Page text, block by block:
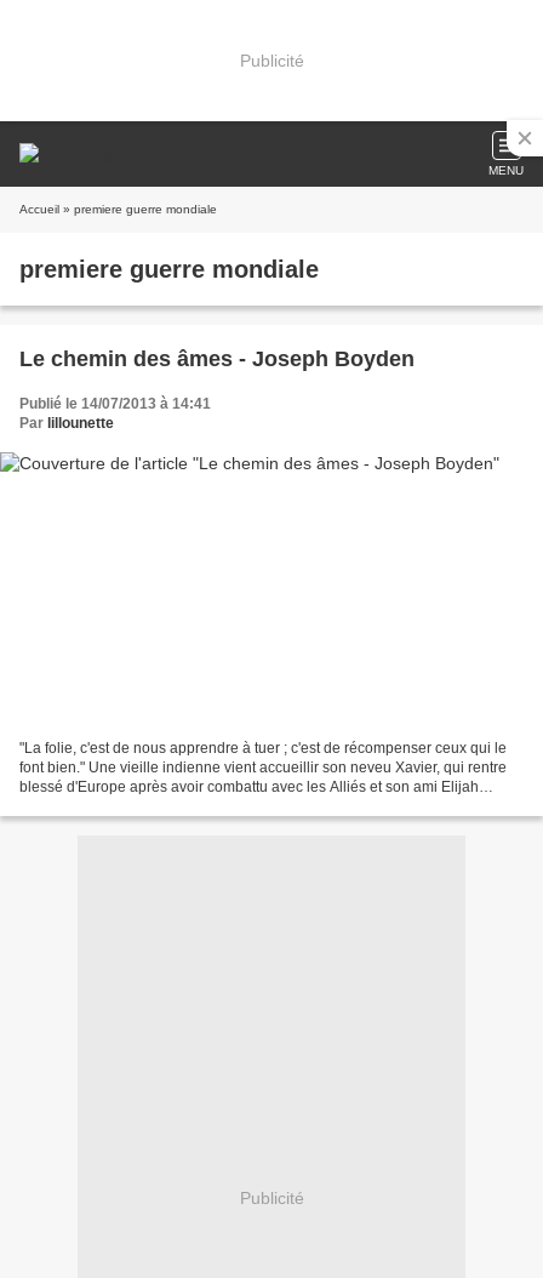
Publicité
MENU
Accueil » premiere guerre mondiale
premiere guerre mondiale
Le chemin des âmes - Joseph Boyden
Publié le 14/07/2013 à 14:41
Par lillounette
"La folie, c'est de nous apprendre à tuer ; c'est de récompenser ceux qui le
font bien." Une vieille indienne vient accueillir son neveu Xavier, qui rentre
blessé d'Europe après avoir combattu avec les Alliés et son ami Elijah
Publicité